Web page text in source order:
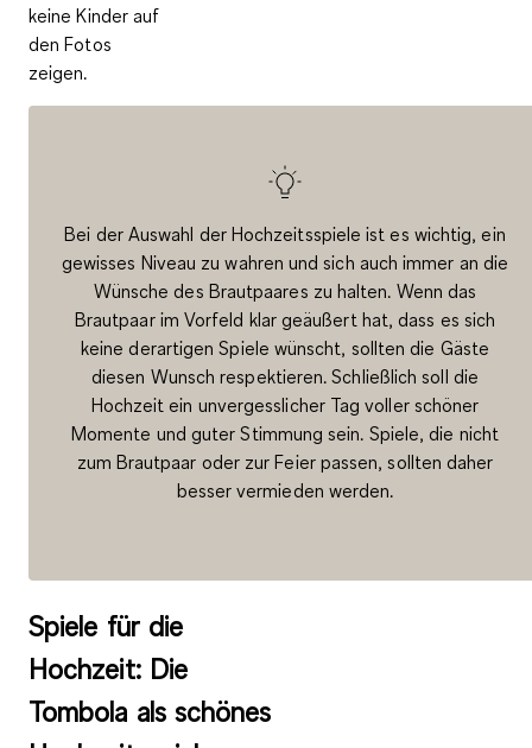
keine Kinder auf
den Fotos
zeigen.
Bei der Auswahl der Hochzeitsspiele ist es wichtig, ein
gewisses Niveau zu wahren und sich auch immer an die
Wünsche des Brautpaares zu halten. Wenn das
Brautpaar im Vorfeld klar geäußert hat, dass es sich
keine derartigen Spiele wünscht, sollten die Gäste
diesen Wunsch respektieren. Schließlich soll die
Hochzeit ein unvergesslicher Tag voller schöner
Momente und guter Stimmung sein. Spiele, die nicht
zum Brautpaar oder zur Feier passen, sollten daher
besser vermieden werden.
Spiele für die
Hochzeit: Die
Tombola als schönes